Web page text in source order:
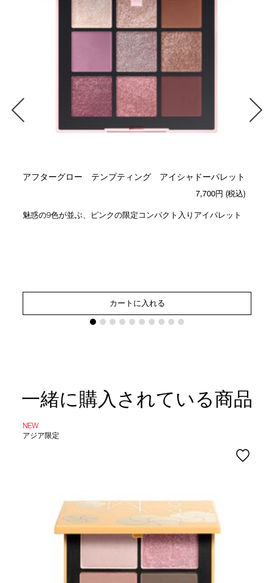
アフターグロー テンプティング アイシャドーパレット
7,700円 (税込)
魅惑の9色が並ぶ、ピンクの限定コンパクト入りアイパレット
カートに入れる
一緒に購入されている商品
NEW
アジア限定